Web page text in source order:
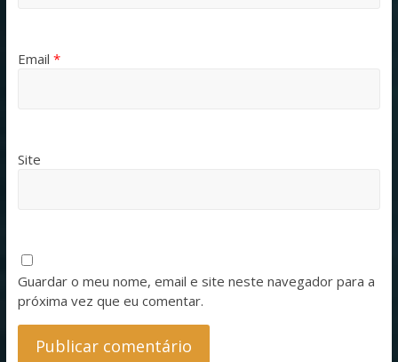
Email *
Site
Guardar o meu nome, email e site neste navegador para a
próxima vez que eu comentar.